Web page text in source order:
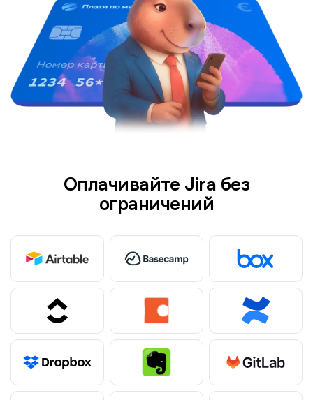
Оплачивайте Jira без
ограничений